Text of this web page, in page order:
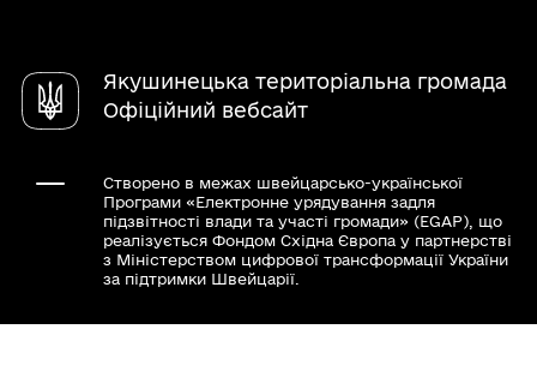
Якушинецька територіальна громада
Офіційний вебсайт
Створено в межах швейцарсько-української
Програми «Електронне урядування задля
підзвітності влади та участі громади» (EGAP), що
реалізується Фондом Східна Європа у партнерстві
з Міністерством цифрової трансформації України
за підтримки Швейцарії.